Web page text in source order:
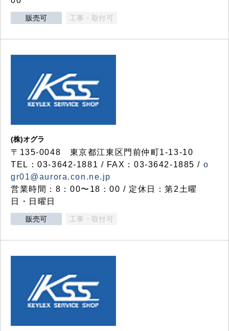
販売可 工事・取付可
(株)オグラ
〒135-0048 東京都江東区門前仲町1-13-10
TEL：03-3642-1881 / FAX：03-3642-1885 / o
gr01@aurora.con.ne.jp
営業時間：8：00〜18：00 / 定休日：第2土曜
日・日曜日
販売可 工事・取付可